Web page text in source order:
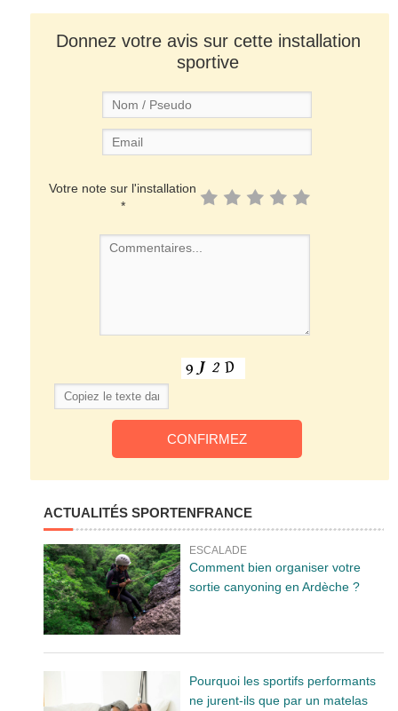
Donnez votre avis sur cette installation
sportive
Votre note sur l'installation
*
ACTUALITÉS SPORTENFRANCE
ESCALADE
Comment bien organiser votre
sortie canyoning en Ardèche ?
Pourquoi les sportifs performants
ne jurent-ils que par un matelas